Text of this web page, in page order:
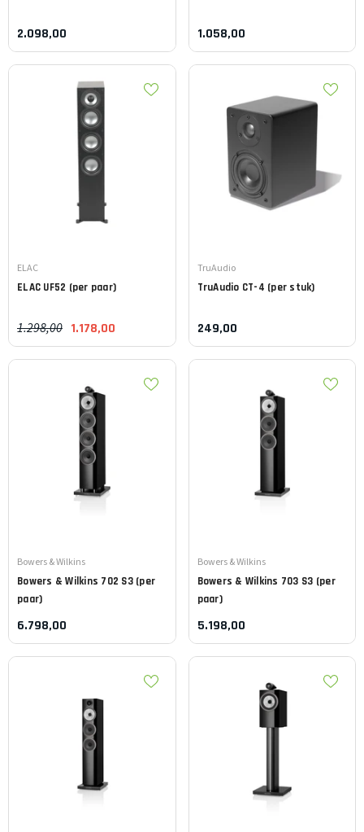
2.098,00 1.058,00
Leverancier:
ELAC
ELAC UF52 (per paar)
1.298,00 1.178,00
Leverancier:
TruAudio
TruAudio CT-4 (per stuk)
249,00
Leverancier:
Bowers & Wilkins
Bowers & Wilkins 702 S3 (per
paar)
6.798,00
Leverancier:
Bowers & Wilkins
Bowers & Wilkins 703 S3 (per
paar)
5.198,00